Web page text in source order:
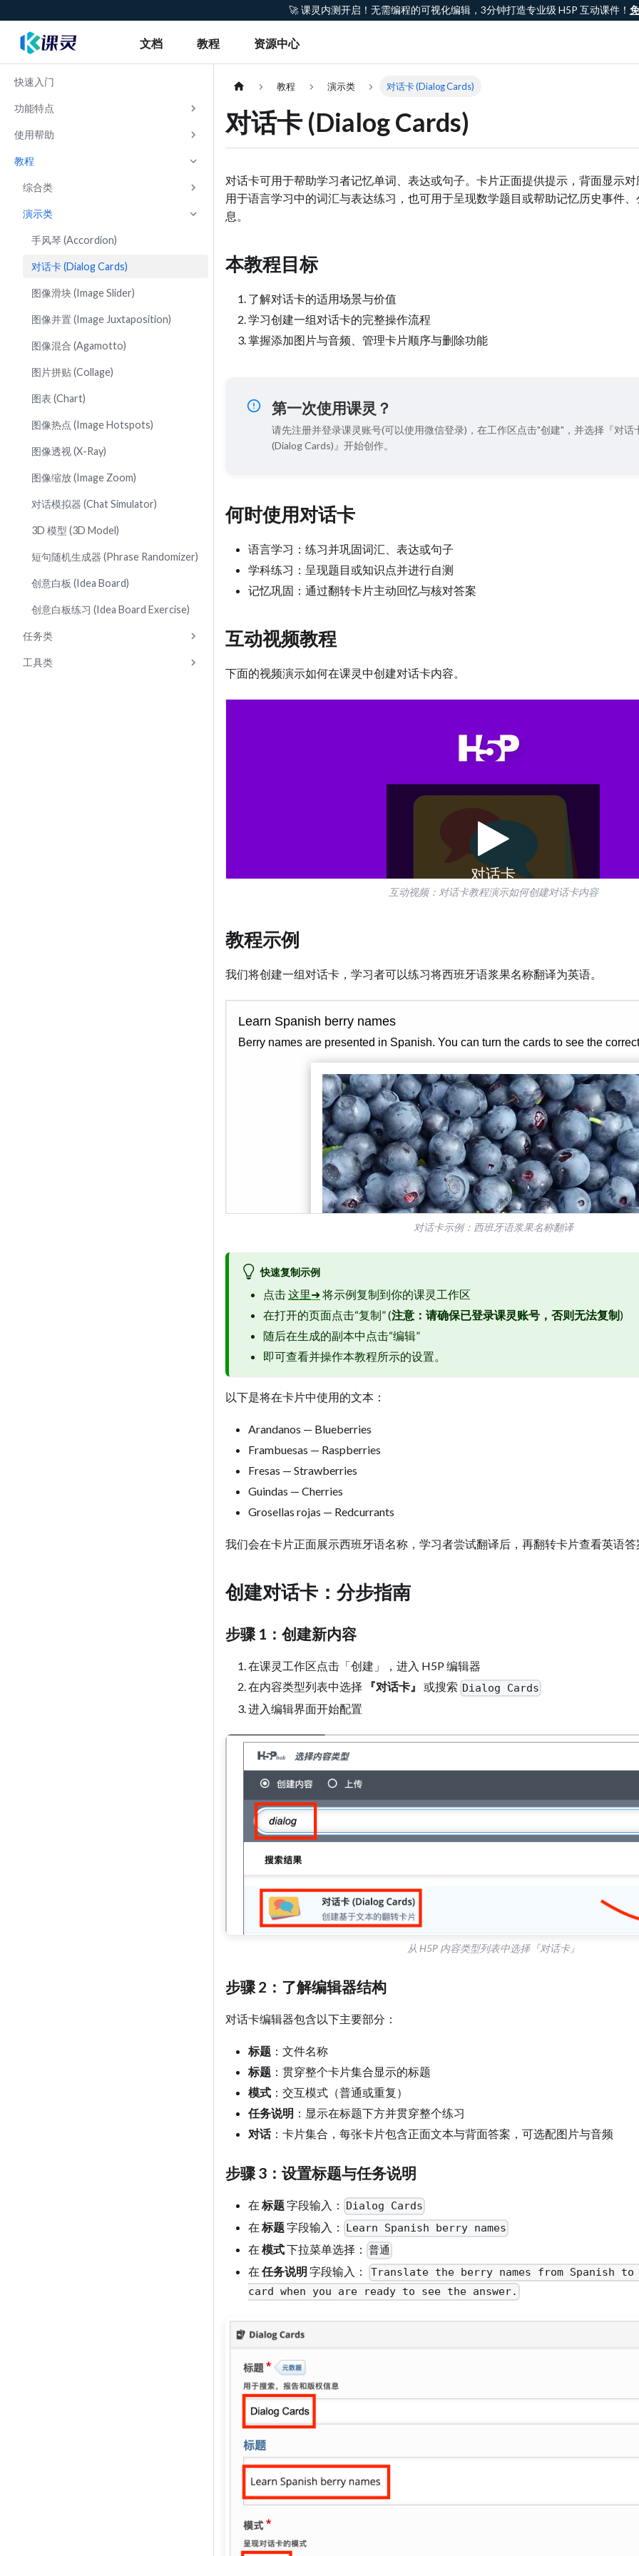
🚀 课灵内测开启！无需编程的可视化编辑，3分钟打造专业级 H5P 互动课件！
文档 教程 资源中心
快速入门
功能特点
使用帮助
教程
综合类
演示类
手风琴 (Accordion)
对话卡 (Dialog Cards)
图像滑块 (Image Slider)
图像并置 (Image Juxtaposition)
图像混合 (Agamotto)
图片拼贴 (Collage)
图表 (Chart)
图像热点 (Image Hotspots)
图像透视 (X-Ray)
图像缩放 (Image Zoom)
对话模拟器 (Chat Simulator)
3D 模型 (3D Model)
短句随机生成器 (Phrase Randomizer)
创意白板 (Idea Board)
创意白板练习 (Idea Board Exercise)
任务类
工具类
教程 演示类 对话卡 (Dialog Cards)
对话卡 (Dialog Cards)
对话卡可用于帮助学习者记忆单词、表达或句子。卡片正面提供提示，背面显示
用于语言学习中的词汇与表达练习，也可用于呈现数学题目或帮助记忆历史事件
息。
本教程目标
了解对话卡的适用场景与价值
学习创建一组对话卡的完整操作流程
掌握添加图片与音频、管理卡片顺序与删除功能
第一次使用课灵？
请先注册并登录课灵账号(可以使用微信登录)，在工作区点击"创建"，并选择『对话
(Dialog Cards)』开始创作。
何时使用对话卡
语言学习：练习并巩固词汇、表达或句子
学科练习：呈现题目或知识点并进行自测
记忆巩固：通过翻转卡片主动回忆与核对答案
互动视频教程
下面的视频演示如何在课灵中创建对话卡内容。
互动视频：对话卡教程演示如何创建对话卡内容
教程示例
我们将创建一组对话卡，学习者可以练习将西班牙语浆果名称翻译为英语。
对话卡示例：西班牙语浆果名称翻译
快速复制示例
点击这里➜ 将示例复制到你的课灵工作区
在打开的页面点击“复制” (注意：请确保已登录课灵账号，否则无法复制)
随后在生成的副本中点击“编辑”
即可查看并操作本教程所示的设置。
以下是将在卡片中使用的文本：
Arandanos — Blueberries
Frambuesas — Raspberries
Fresas — Strawberries
Guindas — Cherries
Grosellas rojas — Redcurrants
我们会在卡片正面展示西班牙语名称，学习者尝试翻译后，再翻转卡片查看英语答
创建对话卡：分步指南
步骤 1：创建新内容
在课灵工作区点击「创建」，进入 H5P 编辑器
在内容类型列表中选择
『对话卡』 或搜索 Dialog Cards
进入编辑界面开始配置
从 H5P 内容类型列表中选择『对话卡』
步骤 2：了解编辑器结构
对话卡编辑器包含以下主要部分：
标题 ：文件名称
标题 ：贯穿整个卡片集合显示的标题
模式 ：交互模式（普通或重复）
任务说明 ：显示在标题下方并贯穿整个练习
对话：卡片集合，每张卡片包含正面文本与背面答案，可选配图片与音频
步骤 3：设置标题与任务说明
在 标题 字段输入： Dialog Cards
在 标题 字段输入： Learn Spanish berry names
在 模式下拉菜单选择： 普通
在 任务说明 字段输入：
Translate the berry names from Spanish
card when you are ready to see the answer.